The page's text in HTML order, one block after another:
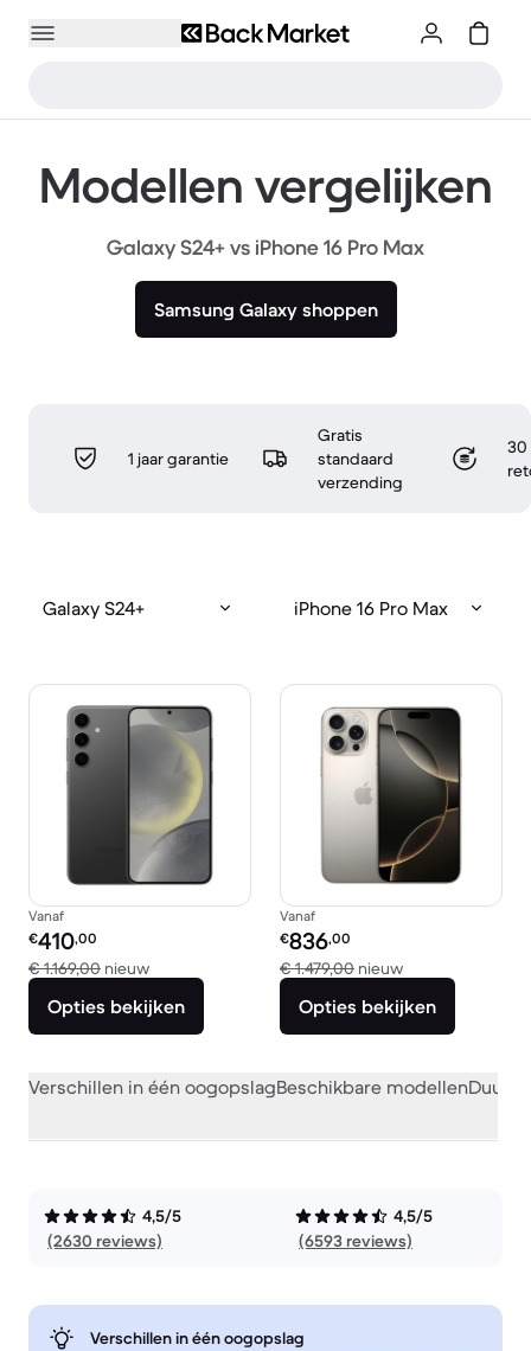
Modellen vergelijken
Galaxy S24+ vs iPhone 16 Pro Max
Samsung Galaxy shoppen
1 jaar garantie
Gratis
standaard
verzending
30
Galaxy S24+ iPhone 16 Pro Max
Vanaf
Refurbished prijs:
€410,00
€ 1.169,00 nieuwVergeleken met € 1.169,00 nieuw
Opties bekijken
Vanaf
Refurbished prijs:
€836,00
€ 1.479,00 nieuwVergeleken met
Opties bekijken
Verschillen in één oogopslagBeschikbare modellen
4,5/5
(2630 reviews)
4,5/5
(6593 reviews)
Verschillen in één oogopslag